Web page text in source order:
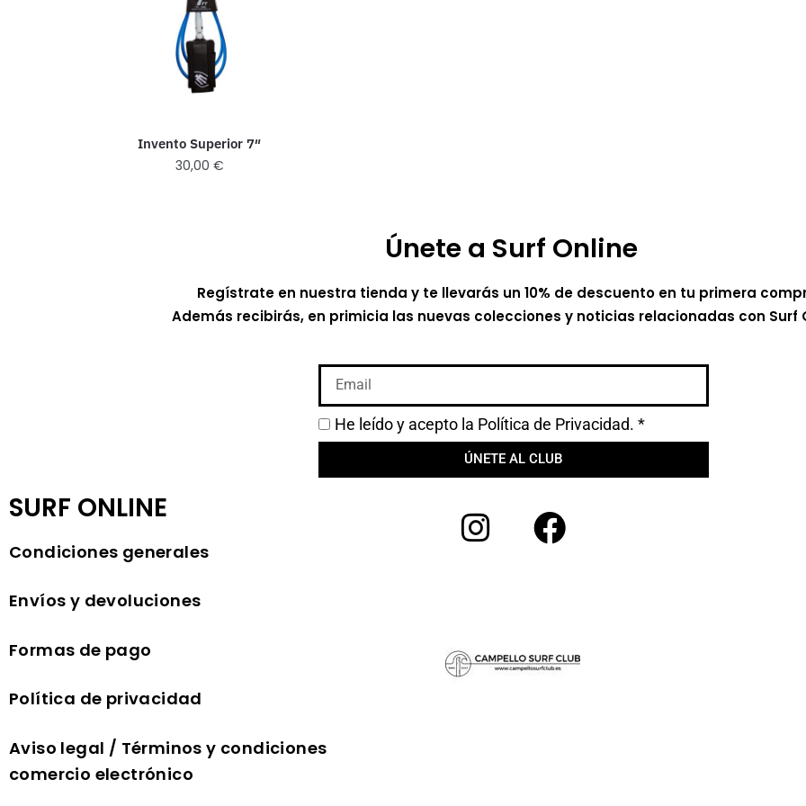
Invento Superior 7″
30,00 €
Únete a Surf Online
Regístrate en nuestra tienda y te llevarás un 10% de descuento en tu primera
Además recibirás, en primicia las nuevas colecciones y noticias relacionadas con Surf
He leído y acepto la Política de Privacidad. *
ÚNETE AL CLUB
SURF ONLINE
Condiciones generales
Envíos y devoluciones
Formas de pago
Política de privacidad
Aviso legal / Términos y condiciones
comercio electrónico